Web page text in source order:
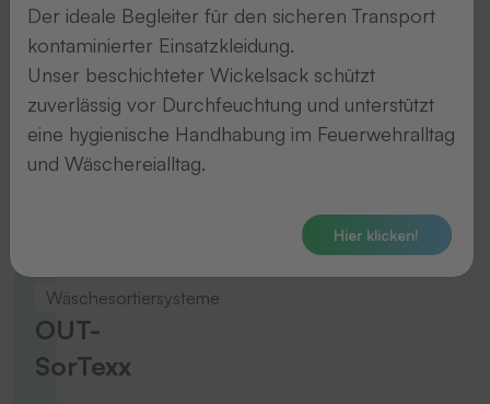
Wäschesortiersysteme
SorTexx
Flex
Wäschesortiersysteme
OUT-
SorTexx
Der ideale Begleiter für den sicheren Transport
kontaminierter Einsatzkleidung.
Unser beschichteter Wickelsack schützt
zuverlässig vor Durchfeuchtung und unterstützt
eine hygienische Handhabung im Feuerwehralltag
und Wäschereialltag.
Hier klicken!